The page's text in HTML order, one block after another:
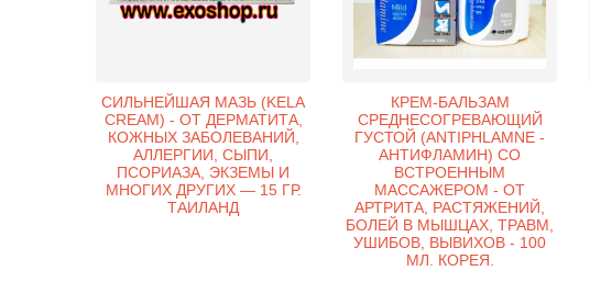
СИЛЬНЕЙШАЯ МАЗЬ (KELA
CREAM) - ОТ ДЕРМАТИТА,
КОЖНЫХ ЗАБОЛЕВАНИЙ,
АЛЛЕРГИИ, СЫПИ,
ПСОРИАЗА, ЭКЗЕМЫ И
МНОГИХ ДРУГИХ — 15 ГР.
ТАИЛАНД
КРЕМ-БАЛЬЗАМ
СРЕДНЕСОГРЕВАЮЩИЙ
ГУСТОЙ (ANTIPHLAMNE -
АНТИФЛАМИН) СО
ВСТРОЕННЫМ
МАССАЖЕРОМ - ОТ
АРТРИТА, РАСТЯЖЕНИЙ,
БОЛЕЙ В МЫШЦАХ, ТРАВМ,
УШИБОВ, ВЫВИХОВ - 100
МЛ. КОРЕЯ.